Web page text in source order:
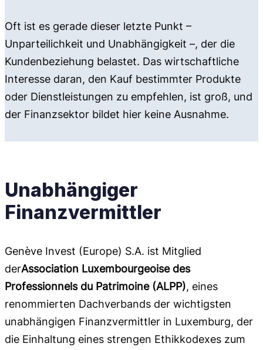
Oft ist es gerade dieser letzte Punkt –
Unparteilichkeit und Unabhängigkeit –, der die
Kundenbeziehung belastet. Das wirtschaftliche
Interesse daran, den Kauf bestimmter Produkte
oder Dienstleistungen zu empfehlen, ist groß, und
der Finanzsektor bildet hier keine Ausnahme.
Unabhängiger
Finanzvermittler
Genève Invest (Europe) S.A. ist Mitglied
derAssociation Luxembourgeoise des
Professionnels du Patrimoine (ALPP), eines
renommierten Dachverbands der wichtigsten
unabhängigen Finanzvermittler in Luxemburg, der
die Einhaltung eines strengen Ethikkodexes zum